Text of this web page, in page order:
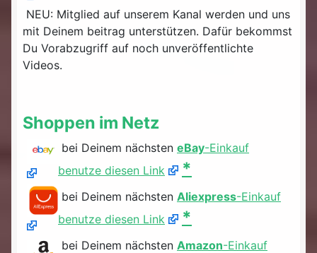
NEU: Mitglied auf unserem Kanal werden und uns
mit Deinem beitrag unterstützen. Dafür bekommst
Du Vorabzugriff auf noch unveröffentlichte
Videos.
Shoppen im Netz
bei Deinem nächsten eBay-Einkauf
benutze diesen Link
*
bei Deinem nächsten Aliexpress-Einkauf
benutze diesen Link
*
bei Deinem nächsten Amazon-Einkauf